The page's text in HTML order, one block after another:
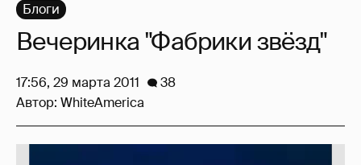
Блоги
Вечеринка "Фабрики звёзд"
17:56, 29 марта 2011
38
Автор: WhiteAmerica